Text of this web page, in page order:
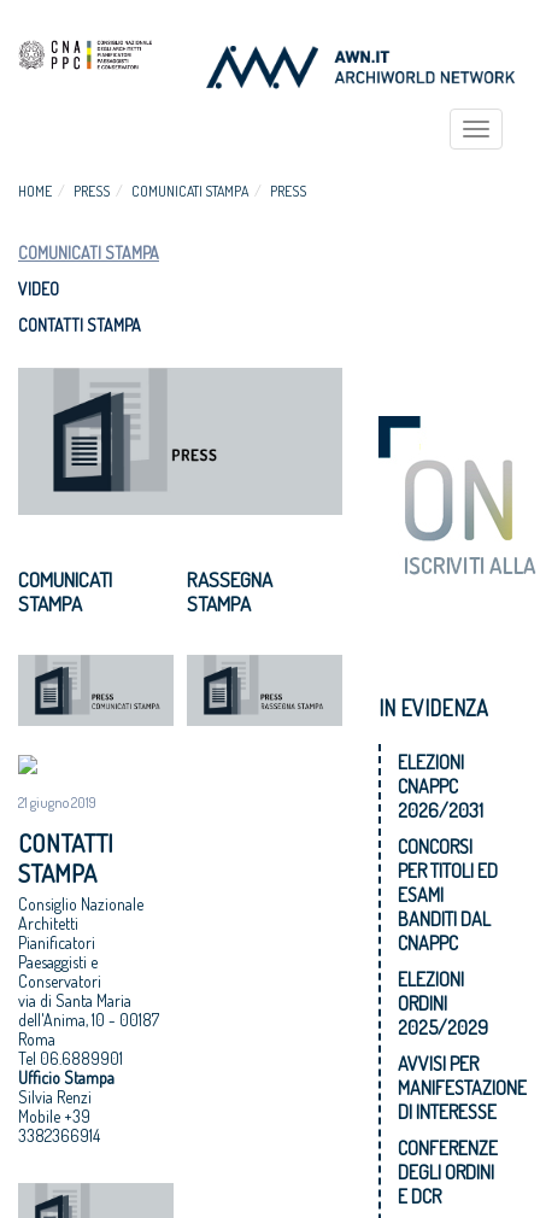
Toggle
HOME PRESS COMUNICATI STAMPA PRESS
COMUNICATI STAMPA
VIDEO
CONTATTI STAMPA
COMUNICATI
STAMPA
RASSEGNA
STAMPA
21 giugno 2019
CONTATTI
STAMPA
Consiglio Nazionale
Architetti
Pianificatori
Paesaggisti e
Conservatori
via di Santa Maria
dell'Anima, 10 - 00187
Roma
Tel 06.6889901
Ufficio Stampa
Silvia Renzi
Mobile +39
3382366914
IN EVIDENZA
ELEZIONI
CNAPPC
2026/2031
CONCORSI
PER TITOLI ED
ESAMI
BANDITI DAL
CNAPPC
ELEZIONI
ORDINI
2025/2029
AVVISI PER
MANIFESTAZIONE
DI INTERESSE
CONFERENZE
DEGLI ORDINI
E DCR